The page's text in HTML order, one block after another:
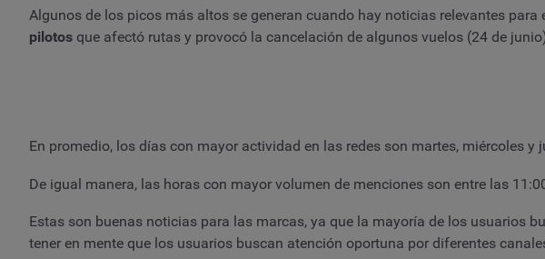
Algunos de los picos más altos se generan cuando hay noticias relevantes para
pilotos que afectó rutas y provocó la cancelación de algunos vuelos (24 de
En promedio, los días con mayor actividad en las redes son martes, miércoles
De igual manera, las horas con mayor volumen de menciones son entre las
Estas son buenas noticias para las marcas, ya que la mayoría de los usuarios
tener en mente que los usuarios buscan atención oportuna por diferentes